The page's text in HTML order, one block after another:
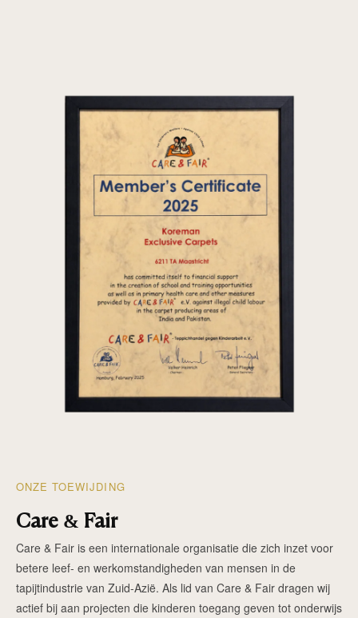
ONZE TOEWIJDING
Care & Fair
Care & Fair is een internationale organisatie die zich inzet voor
betere leef- en werkomstandigheden van mensen in de
tapijtindustrie van Zuid-Azië. Als lid van Care & Fair dragen wij
actief bij aan projecten die kinderen toegang geven tot onderwijs